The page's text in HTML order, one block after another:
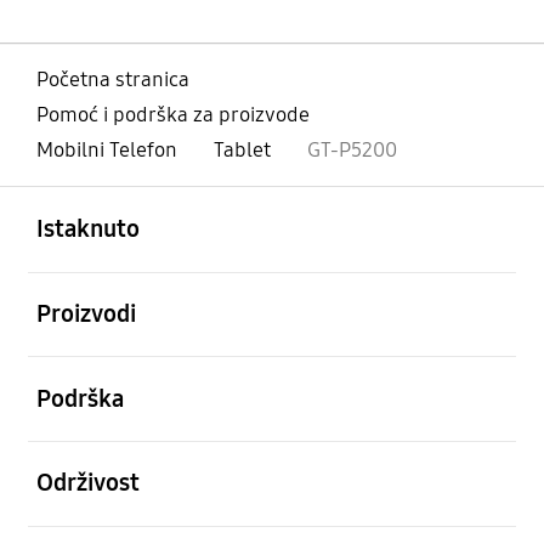
Početna stranica
Pomoć i podrška za proizvode
Mobilni Telefon
Tablet GT-P5200
Istaknuto
Proizvodi
Podrška
Održivost